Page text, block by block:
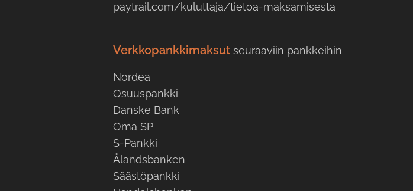
paytrail.com/kuluttaja/tietoa-maksamisesta
Verkkopankkimaksutseuraaviin pankkeihin
Nordea
Osuuspankki
Danske Bank
Oma SP
S-Pankki
Ålandsbanken
Säästöpankki